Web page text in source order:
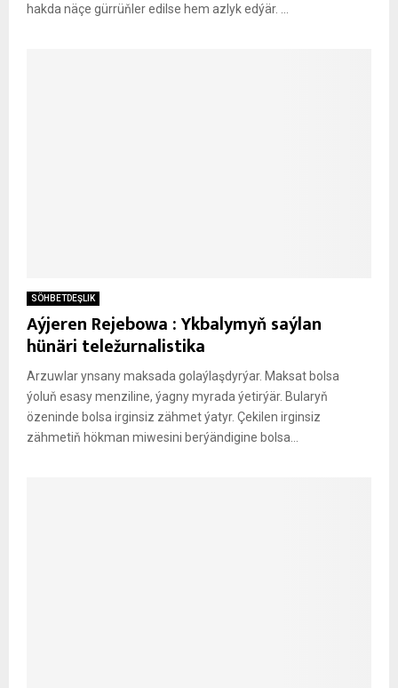
hakda näçe gürrüňler edilse hem azlyk edýär. ...
SÖHBETDEŞLIK
Aýjeren Rejebowa : Ykbalymyň saýlan
hünäri teležurnalistika
Arzuwlar ynsany maksada golaýlaşdyrýar. Maksat bolsa
ýoluň esasy menziline, ýagny myrada ýetirýär. Bularyň
özeninde bolsa irginsiz zähmet ýatyr. Çekilen irginsiz
zähmetiň hökman miwesini berýändigine bolsa...